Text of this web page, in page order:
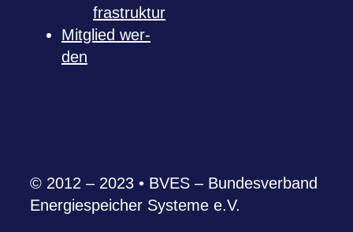
fra­struk­tur
Mit­glied wer­
den
© 2012 – 2023 • BVES – Bun­des­ver­band
Ener­gie­spei­cher Sys­teme e.V.